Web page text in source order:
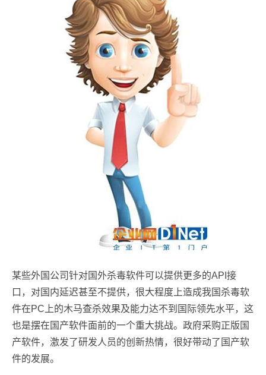
某些外国公司针对国外杀毒软件可以提供更多的API接
口，对国内延迟甚至不提供，很大程度上造成我国杀毒软
件在PC上的木马查杀效果及能力达不到国际领先水平，这
也是摆在国产软件面前的一个重大挑战。政府采购正版国
产软件，激发了研发人员的创新热情，很好带动了国产软
件的发展。